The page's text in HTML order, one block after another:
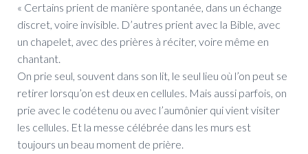
« Certains prient de manière spontanée, dans un échange
discret, voire invisible. D’autres prient avec la Bible, avec
un chapelet, avec des prières à réciter, voire même en
chantant.
On prie seul, souvent dans son lit, le seul lieu où l’on peut se
retirer lorsqu’on est deux en cellules. Mais aussi parfois, on
prie avec le codétenu ou avec l’aumônier qui vient visiter
les cellules. Et la messe célébrée dans les murs est
toujours un beau moment de prière.